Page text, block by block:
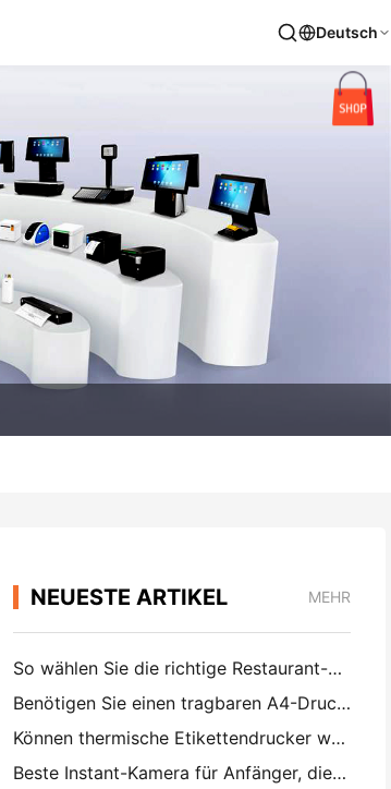
Deutsch
NEUESTE ARTIKEL MEHR
So wählen Sie die richtige Restaurant-Software für Ihr kleines oder mittleres Restaurant
Benötigen Sie einen tragbaren A4-Drucker für Lagerrechnungen? Was eigentlich funktioniert
Können thermische Etikettendrucker wasserdichte Etiketten für kleine Unternehmen herstellen?
Beste Instant-Kamera für Anfänger, die kein Papier verschwenden wollen